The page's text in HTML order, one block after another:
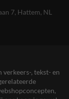
7, Hattem, NL
, tekst- en